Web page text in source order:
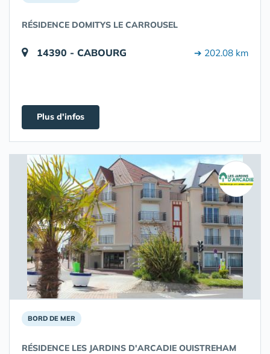
RÉSIDENCE DOMITYS LE CARROUSEL
14390 - CABOURG ➔ 202.08 km
Plus d'infos
BORD DE MER
RÉSIDENCE LES JARDINS D'ARCADIE OUISTREHAM